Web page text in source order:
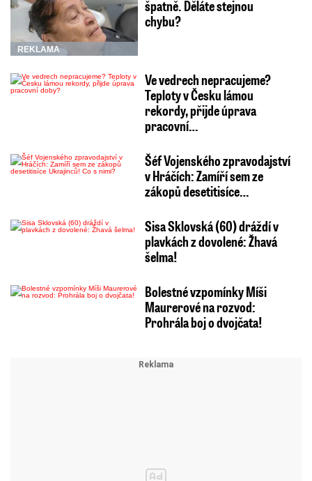
REKLAMA
špatně. Děláte stejnou
chybu?
Ve vedrech nepracujeme?
Teploty v Česku lámou
rekordy, přijde úprava
pracovní…
Šéf Vojenského zpravodajství
v Hráčích: Zamíří sem ze
zákopů desetitisíce…
Sisa Sklovská (60) dráždí v
plavkách z dovolené: Žhavá
šelma!
Bolestné vzpomínky Míši
Maurerové na rozvod:
Prohrála boj o dvojčata!